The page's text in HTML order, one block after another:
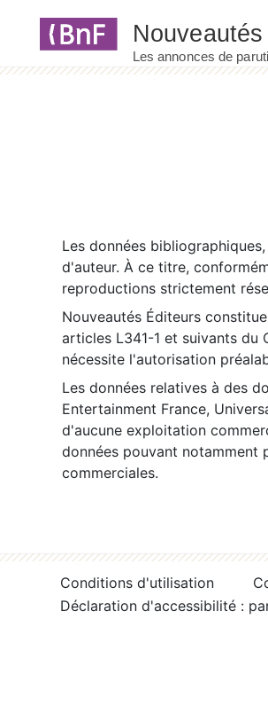
Les données
d'auteur. À ce titre,
reproductions strictement
Nouveautés Éditeurs
articles L341-1 et suivants du
nécessite l'autorisation
Les données relatives à des
Entertainment France,
d'aucune exploitation
données pouvant notamment
commerciales.
Conditions d'utilisation
Déclaration d'accessibilité :